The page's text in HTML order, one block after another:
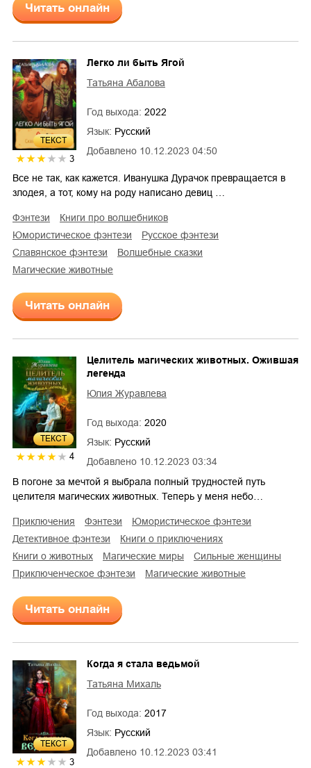
Читать онлайн
ТЕКСТ
3
Добавлено 10.12.2023 04:50
Легко ли быть Ягой
Татьяна Абалова
Год выхода: 2022
Язык: Русский
Все не так, как кажется. Иванушка Дурачок превращается в
злодея, а тот, кому на роду написано девиц …
фэнтези
книги про волшебников
юмористическое фэнтези
русское фэнтези
славянское фэнтези
волшебные сказки
магические животные
Читать онлайн
ТЕКСТ
4 Добавлено 10.12.2023 03:34
Целитель магических животных. Ожившая
легенда
Юлия Журавлева
Год выхода: 2020
Язык: Русский
В погоне за мечтой я выбрала полный трудностей путь
целителя магических животных. Теперь у меня небо…
приключения фэнтези
юмористическое фэнтези
детективное фэнтези
книги о приключениях
книги о животных
магические миры
сильные женщины
приключенческое фэнтези
магические животные
Читать онлайн
ТЕКСТ
3
Добавлено 10.12.2023 03:41
Когда я стала ведьмой
Татьяна Михаль
Год выхода: 2017
Язык: Русский